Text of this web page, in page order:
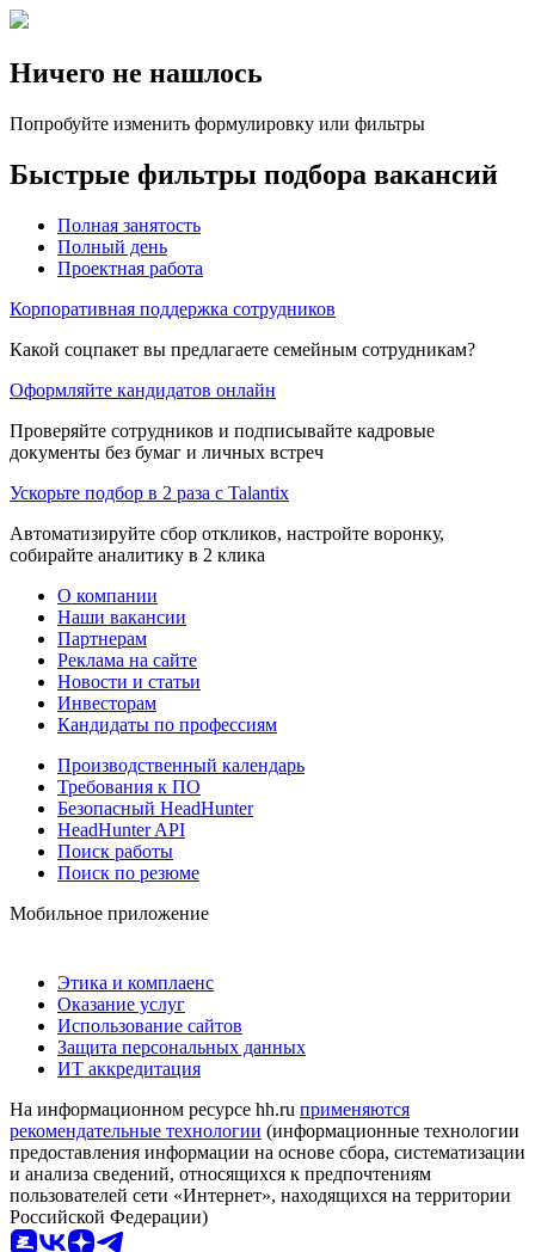
Ничего не нашлось
Попробуйте изменить формулировку или фильтры
Быстрые фильтры подбора вакансий
Полная занятость
Полный день
Проектная работа
Корпоративная поддержка сотрудников
Какой соцпакет вы предлагаете семейным сотрудникам?
Оформляйте кандидатов онлайн
Проверяйте сотрудников и подписывайте кадровые
документы без бумаг и личных встреч
Ускорьте подбор в 2 раза с Talantix
Автоматизируйте сбор откликов, настройте воронку,
собирайте аналитику в 2 клика
О компании
Наши вакансии
Партнерам
Реклама на сайте
Новости и статьи
Инвесторам
Кандидаты по профессиям
Производственный календарь
Требования к ПО
Безопасный HeadHunter
HeadHunter API
Поиск работы
Поиск по резюме
Мобильное приложение
Этика и комплаенс
Оказание услуг
Использование сайтов
Защита персональных данных
ИТ аккредитация
На информационном ресурсе hh.ru применяются
рекомендательные технологии (информационные технологии
предоставления информации на основе сбора, систематизации
и анализа сведений, относящихся к предпочтениям
пользователей сети «Интернет», находящихся на территории
Российской Федерации)